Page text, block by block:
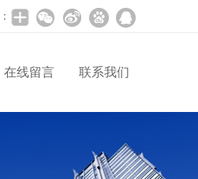
在线留言 联系我们